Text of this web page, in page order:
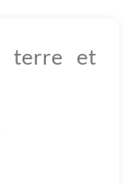
terre et